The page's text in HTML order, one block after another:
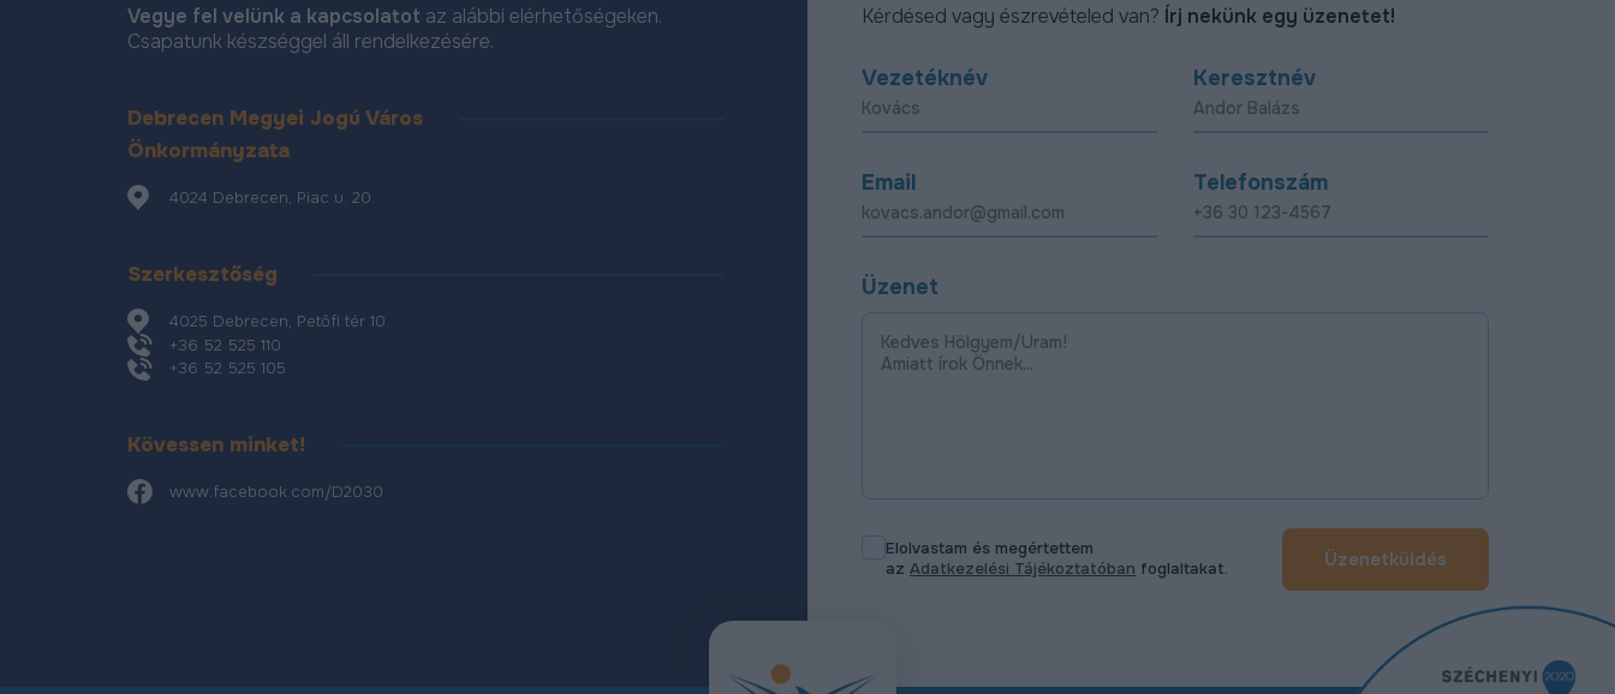
Vegye fel velünk a kapcsolatot az alábbi elérhetőségeken.
Csapatunk készséggel áll rendelkezésére.
Debrecen Megyei Jogú Város
Önkormányzata
4024 Debrecen, Piac u. 20.
Szerkesztőség
4025 Debrecen, Petőfi tér 10.
+36 52 525 110
+36 52 525 105
Kövessen minket!
www.facebook.com/D2030
Kérdésed vagy észrevételed van? Írj nekünk egy üzenetet!
Vezetéknév Keresztnév
Email Telefonszám
Üzenet
Elolvastam és megértettem
az Adatkezelési Tájékoztatóban foglaltakat. Üzenetküldés